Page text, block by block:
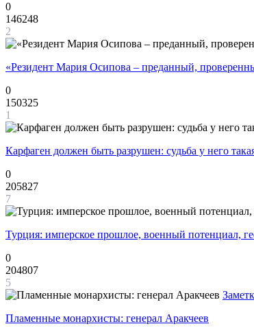
0
146248
2
«Резидент Мария Осипова – преданный,
0
150325
1
Карфаген должен быть разрушен: судьба у него
0
205827
7
Турция: имперское прошлое, военный потенциал,
0
204807
5
Пламенные монархисты: генерал Аракчеев